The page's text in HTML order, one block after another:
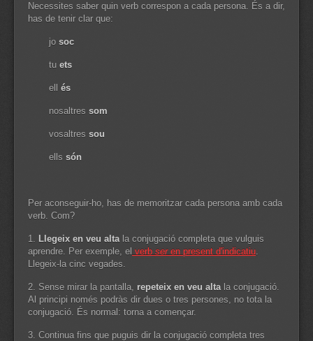
Necessites saber quin verb correspon a cada persona. És a dir,
has de tenir clar que:
jo soc
tu ets
ell és
nosaltres som
vosaltres sou
ells són
Per aconseguir-ho, has de memoritzar cada persona amb cada
verb. Com?
1. Llegeix en veu altala conjugació completa que vulguis
aprendre. Per exemple, el verb seren present d'indicatiu.
Llegeix-la cinc vegades.
2. Sense mirar la pantalla, repeteix en veu altala conjugació.
Al principi només podràs dir dues o tres persones, no tota la
conjugació. És normal: torna a començar.
3. Continua fins que puguis dir la conjugació completa tres